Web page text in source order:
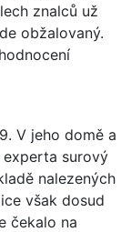
znalců už
obžalovaný.
V jeho domě a
surový
nalezených
však dosud
čekalo na